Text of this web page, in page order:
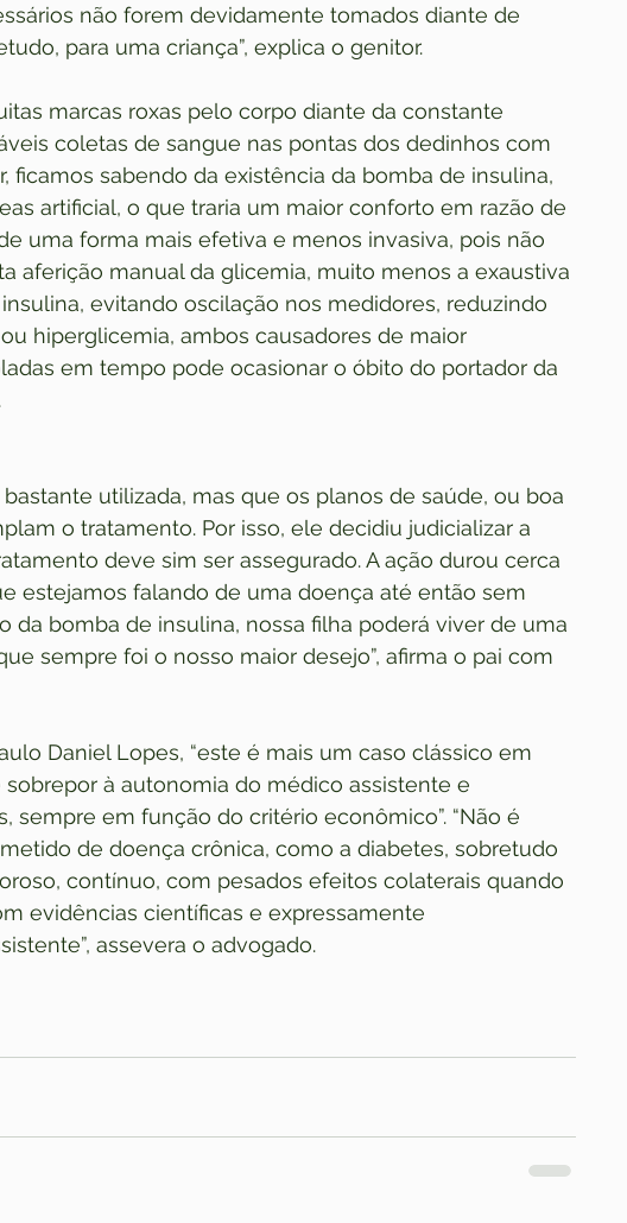
não forem devidamente tomados diante de
para uma criança”, explica o genitor.
marcas roxas pelo corpo diante da constante
coletas de sangue nas pontas dos dedinhos com
ficamos sabendo da existência da bomba de insulina,
artificial, o que traria um maior conforto em razão de
uma forma mais efetiva e menos invasiva, pois não
aferição manual da glicemia, muito menos a exaustiva
evitando oscilação nos medidores, reduzindo
hiperglicemia, ambos causadores de maior
em tempo pode ocasionar o óbito do portador da
utilizada, mas que os planos de saúde, ou boa
o tratamento. Por isso, ele decidiu judicializar a
deve sim ser assegurado. A ação durou cerca
estejamos falando de uma doença até então sem
da bomba de insulina, nossa filha poderá viver de uma
sempre foi o nosso maior desejo”, afirma o pai com
Daniel Lopes, “este é mais um caso clássico em
à autonomia do médico assistente e
sempre em função do critério econômico”. “Não é
de doença crônica, como a diabetes, sobretudo
contínuo, com pesados efeitos colaterais quando
evidências científicas e expressamente
assevera o advogado.